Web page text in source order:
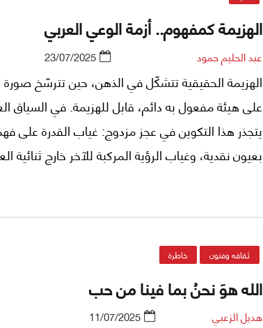
قفزة كُبرى بالنّسبة إلى عقلنا العلميّ/التّجريبيّ كبشر
فقط الفلسفيّ البحت إن جاز التّعبير).
الهزيمة كمفهوم.. أزمة الوعي العربي
عبد الحليم حمود 23/07/2025
الهزيمة الحقيقية تتشكّل في الذهن، حين تترسّخ صورة
على هيئة مفعول به دائم، قابل للهزيمة. في السياق
يتجذر هذا التكوين في عجز مزدوج: غياب القدرة على
بعيون نقدية، وغياب الرؤية المركبة للآخر خارج ثنائية
ثقافه وفنون خاطرة
الله هوَ نحنُ بما فينا من حب
هديل الزعبي 11/07/2025